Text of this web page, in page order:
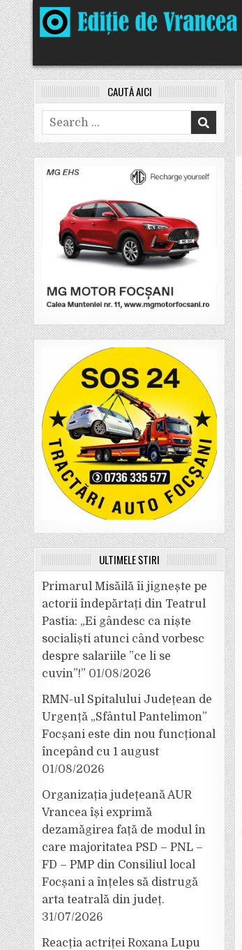
Skip
to
content
CAUTĂ AICI
Search
for:
ULTIMELE ȘTIRI
Primarul Misăilă îi jignește pe
actorii îndepărtați din Teatrul
Pastia: „Ei gândesc ca niște
socialiști atunci când vorbesc
despre salariile ”ce li se
cuvin”!” 01/08/2026
RMN-ul Spitalului Județean de
Urgență „Sfântul Pantelimon”
Focșani este din nou funcțional
începând cu 1 august
01/08/2026
Organizația județeană AUR
Vrancea își exprimă
dezamăgirea față de modul în
care majoritatea PSD – PNL –
FD – PMP din Consiliul local
Focșani a înțeles să distrugă
arta teatrală din județ.
31/07/2026
Reacția actriței Roxana Lupu